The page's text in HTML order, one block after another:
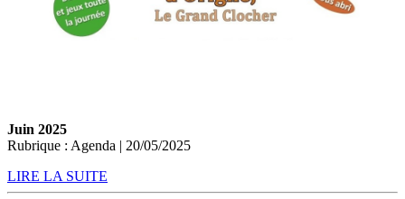
Juin 2025
Rubrique : Agenda | 20/05/2025
LIRE LA SUITE